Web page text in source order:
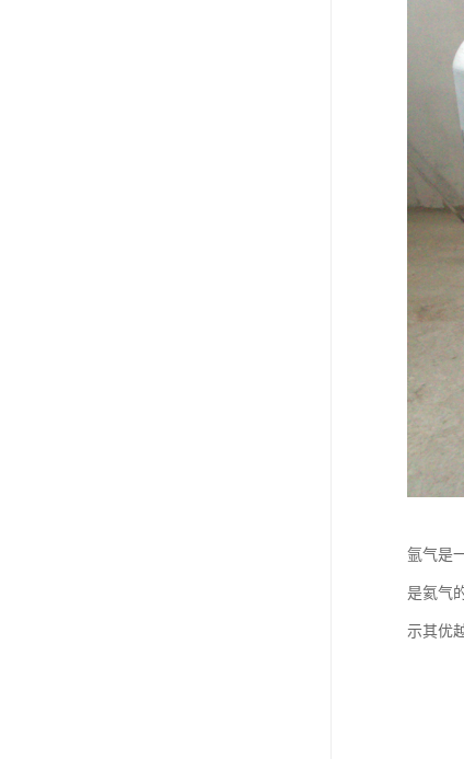
氩气是
是氦气
示其优